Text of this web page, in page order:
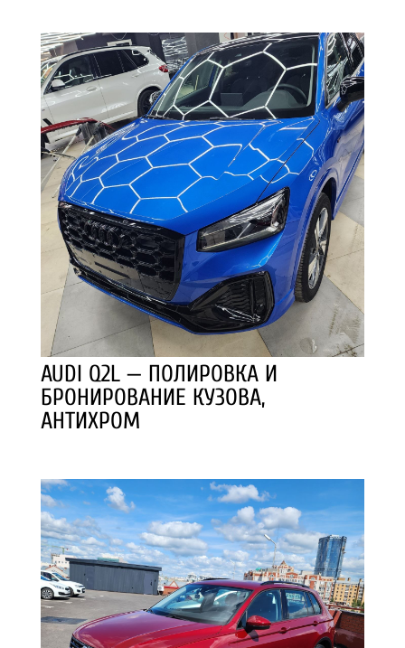
AUDI Q2L — ПОЛИРОВКА И
БРОНИРОВАНИЕ КУЗОВА,
АНТИХРОМ